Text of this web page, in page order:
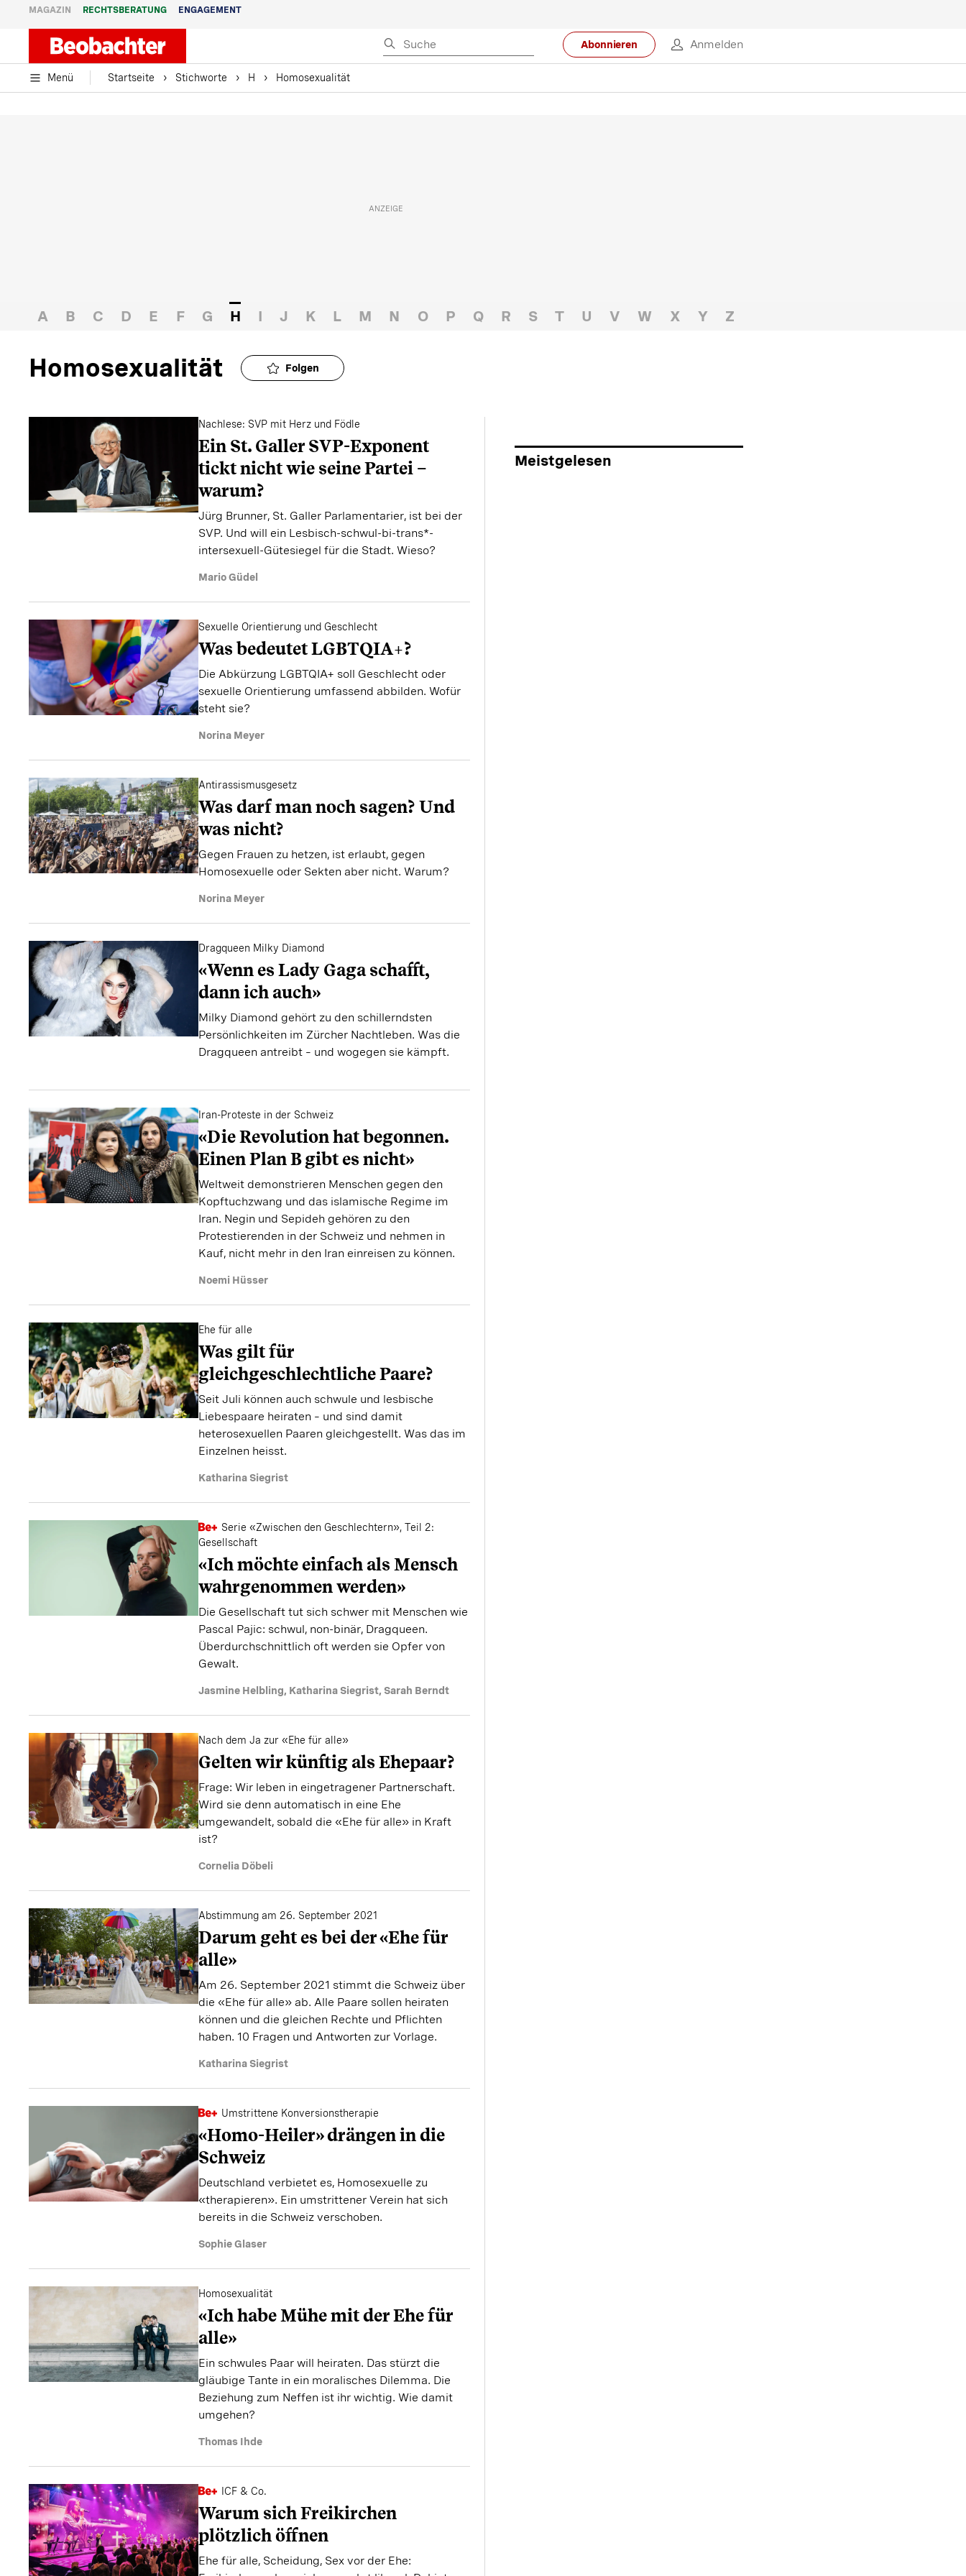
MAGAZIN RECHTSBERATUNG ENGAGEMENT
Abonnieren Anmelden
Menü Startseite Stichworte H Homosexualität
A B C D E F G H I J K L M N O P Q R S T U V W X Y Z
Homosexualität Folgen
Nachlese: SVP mit Herz und Födle
Ein St. Galler SVP-Exponent
tickt nicht wie seine Partei –
warum?
Jürg Brunner, St. Galler Parlamentarier, ist bei der
SVP. Und will ein Lesbisch-schwul-bi-trans*-
intersexuell-Gütesiegel für die Stadt. Wieso?
Mario Güdel
Sexuelle Orientierung und Geschlecht
Was bedeutet LGBTQIA+?
Die Abkürzung LGBTQIA+ soll Geschlecht oder
sexuelle Orientierung umfassend abbilden. Wofür
steht sie?
Norina Meyer
Antirassismusgesetz
Was darf man noch sagen? Und
was nicht?
Gegen Frauen zu hetzen, ist erlaubt, gegen
Homosexuelle oder Sekten aber nicht. Warum?
Norina Meyer
Dragqueen Milky Diamond
«Wenn es Lady Gaga schafft,
dann ich auch»
Milky Diamond gehört zu den schillerndsten
Persönlichkeiten im Zürcher Nachtleben. Was die
Dragqueen antreibt – und wogegen sie kämpft.
Iran-Proteste in der Schweiz
«Die Revolution hat begonnen.
Einen Plan B gibt es nicht»
Weltweit demonstrieren Menschen gegen den
Kopftuchzwang und das islamische Regime im
Iran. Negin und Sepideh gehören zu den
Protestierenden in der Schweiz und nehmen in
Kauf, nicht mehr in den Iran einreisen zu können.
Noemi Hüsser
Ehe für alle
Was gilt für
gleichgeschlechtliche Paare?
Seit Juli können auch schwule und lesbische
Liebespaare heiraten – und sind damit
heterosexuellen Paaren gleichgestellt. Was das im
Einzelnen heisst.
Katharina Siegrist
Serie «Zwischen den Geschlechtern», Teil 2:
Gesellschaft
«Ich möchte einfach als Mensch
wahrgenommen werden»
Die Gesellschaft tut sich schwer mit Menschen wie
Pascal Pajic: schwul, non-binär, Dragqueen.
Überdurchschnittlich oft werden sie Opfer von
Gewalt.
Jasmine Helbling, Katharina Siegrist, Sarah Berndt
Nach dem Ja zur «Ehe für alle»
Gelten wir künftig als Ehepaar?
Frage: Wir leben in eingetragener Partnerschaft.
Wird sie denn automatisch in eine Ehe
umgewandelt, sobald die «Ehe für alle» in Kraft
ist?
Cornelia Döbeli
Abstimmung am 26. September 2021
Darum geht es bei der «Ehe für
alle»
Am 26. September 2021 stimmt die Schweiz über
die «Ehe für alle» ab. Alle Paare sollen heiraten
können und die gleichen Rechte und Pflichten
haben. 10 Fragen und Antworten zur Vorlage.
Katharina Siegrist
Umstrittene Konversionstherapie
«Homo-Heiler» drängen in die
Schweiz
Deutschland verbietet es, Homosexuelle zu
«therapieren». Ein umstrittener Verein hat sich
bereits in die Schweiz verschoben.
Sophie Glaser
Homosexualität
«Ich habe Mühe mit der Ehe für
alle»
Ein schwules Paar will heiraten. Das stürzt die
gläubige Tante in ein moralisches Dilemma. Die
Beziehung zum Neffen ist ihr wichtig. Wie damit
umgehen?
Thomas Ihde
ICF & Co.
Warum sich Freikirchen
plötzlich öffnen
Ehe für alle, Scheidung, Sex vor der Ehe:
Meistgelesen